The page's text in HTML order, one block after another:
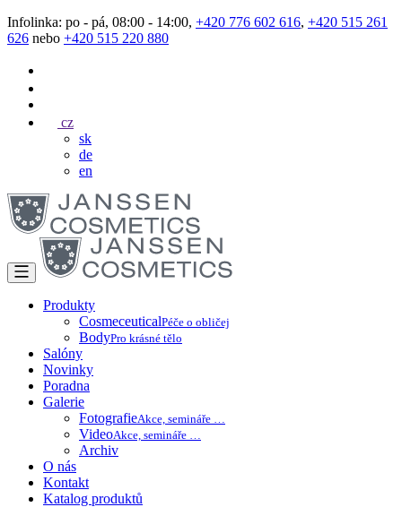
Infolinka: po - pá, 08:00 - 14:00, +420 776 602 616, +420 515 261
626 nebo +420 515 220 880
cz
sk
de
en
Produkty
CosmeceuticalPéče o obličej
BodyPro krásné tělo
Salóny
Novinky
Poradna
Galerie
FotografieAkce, semináře …
VideoAkce, semináře …
Archiv
O nás
Kontakt
Katalog produktů